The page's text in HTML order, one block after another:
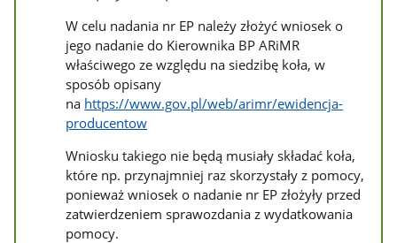
W celu nadania nr EP należy złożyć wniosek o
jego nadanie do Kierownika BP ARiMR
właściwego ze względu na siedzibę koła, w
sposób opisany
na https://www.gov.pl/web/arimr/ewidencja-
producentow
Wniosku takiego nie będą musiały składać koła,
które np. przynajmniej raz skorzystały z pomocy,
ponieważ wniosek o nadanie nr EP złożyły przed
zatwierdzeniem sprawozdania z wydatkowania
pomocy.